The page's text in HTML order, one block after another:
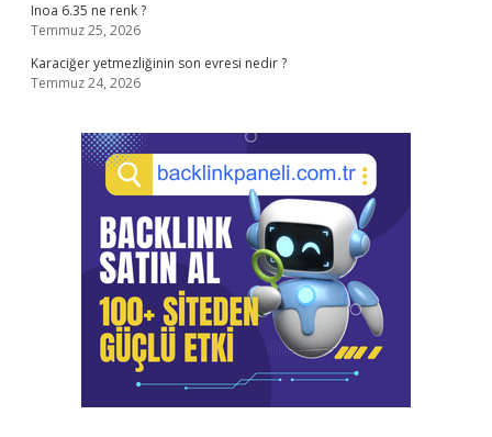
Inoa 6.35 ne renk ?
Temmuz 25, 2026
Karaciğer yetmezliğinin son evresi nedir ?
Temmuz 24, 2026